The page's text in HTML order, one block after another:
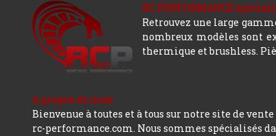
RC PERFORMANCE
Retrouvez une large
nombreux modèles sont
thermique et brushless.
A propos de nous
Bienvenue à toutes et à tous sur notre site de
rc-performance.com. Nous sommes spécialisés